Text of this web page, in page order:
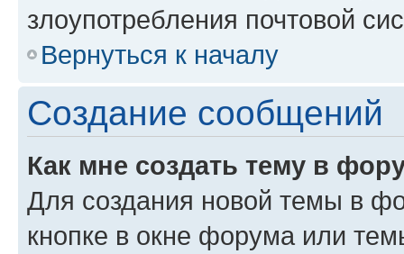
злоупотребления почтовой
Вернуться к началу
Создание сообщений
Как мне создать тему в
Для создания новой темы в
кнопке в окне форума или